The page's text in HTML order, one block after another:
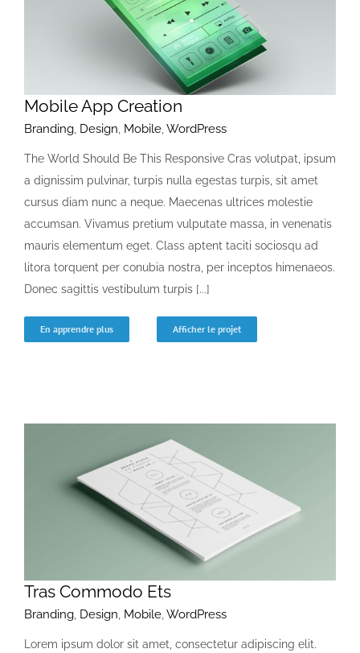
Mobile App Creation
Branding, Design, Mobile,WordPress
The World Should Be This Responsive Cras volutpat, ipsum
a dignissim pulvinar, turpis nulla egestas turpis, sit amet
cursus diam nunc a neque. Maecenas ultrices molestie
accumsan. Vivamus pretium vulputate massa, in venenatis
mauris elementum eget. Class aptent taciti sociosqu ad
litora torquent per conubia nostra, per inceptos himenaeos.
Donec sagittis vestibulum turpis [...]
En apprendre plus Afficher le projet
Tras Commodo Ets
Branding, Design, Mobile,WordPress
Lorem ipsum dolor sit amet, consectetur adipiscing elit.